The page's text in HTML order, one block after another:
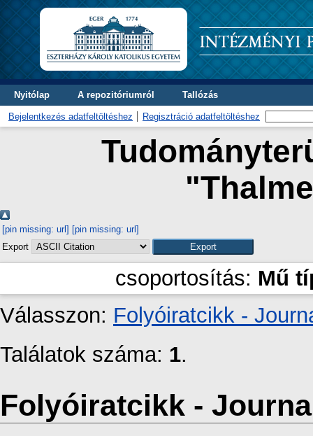
Nyitólap A repozitóriumról Tallózás
Bejelentkezés adatfeltöltéshez Regisztráció adatfeltöltéshez
"
[pin missing: url] [pin missing: url]
Export
csoportosítás: Mű
Válasszon: Folyóiratcikk -
Találatok száma: 1.
Folyóiratcikk -